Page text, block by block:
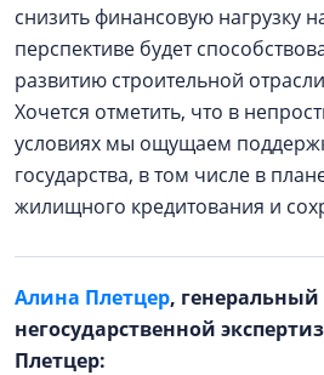
снизить финансовую нагрузку
перспективе будет
развитию строительной
Хочется отметить, что в
условиях мы ощущаем
государства, в том числе в
жилищного кредитования и
Алина Плетцер,
негосударственной
Плетцер: